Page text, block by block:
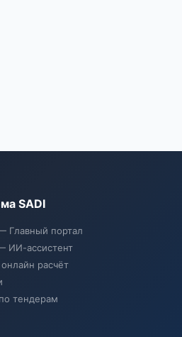
SADI
Главный портал
ИИ-ассистент
расчёт
тендерам